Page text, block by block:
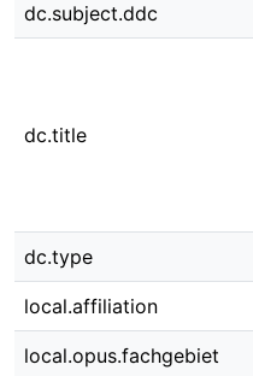
dc.subject.ddc
dc.title
dc.type
local.affiliation
local.opus.fachgebiet